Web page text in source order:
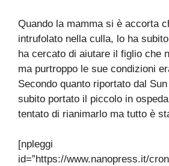
Quando la mamma si è accorta
intrufolato nella culla, lo ha
ha cercato di aiutare il figlio che
ma purtroppo le sue condizioni
Secondo quanto riportato dal
subito portato il piccolo in
tentato di rianimarlo ma tutto è
[npleggi
id=”https://www.nanopress.it/